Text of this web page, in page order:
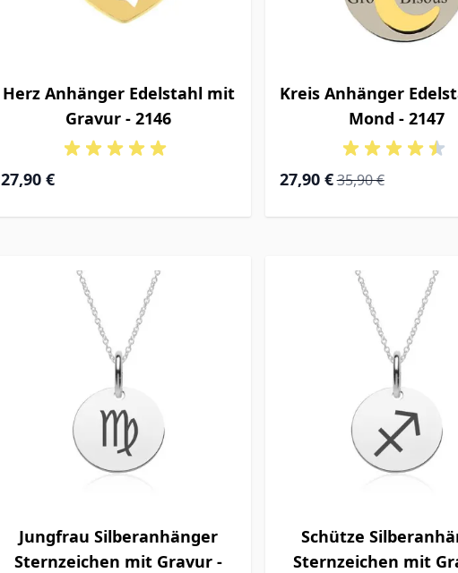
Herz Anhänger Edelstahl mit
Gravur - 2146
27,90 €
Kreis Anhänger
Mond - 2147
Special Price
27,90 € Regular Price
35,90 €
Jungfrau Silberanhänger
Sternzeichen mit Gravur -
Schütze
Sternzeichen mit